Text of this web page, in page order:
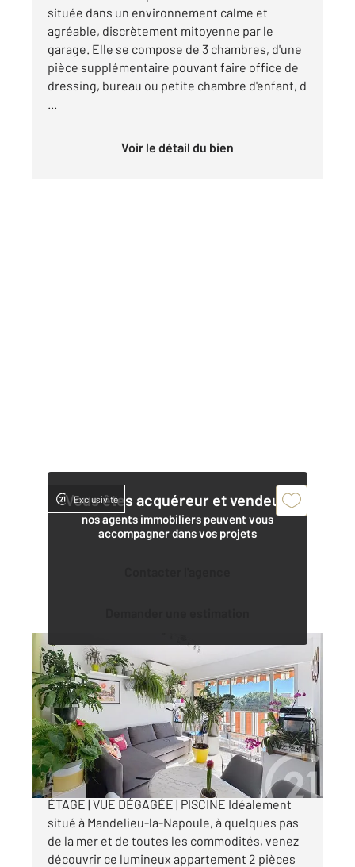
située dans un environnement calme et
agréable, discrètement mitoyenne par le
garage. Elle se compose de 3 chambres, d'une
pièce supplémentaire pouvant faire office de
dressing, bureau ou petite chambre d'enfant, d
Voir le détail du bien
Vous êtes acquéreur et vendeur,
nos agents immobiliers peuvent vous
accompagner dans vos projets
Contacter l'agence
Demander une estimation
Exclusivité
MANDELIEU LA NAPOULE 06
35 m2, 2 pièces
Ref : 40949
Appartement F2 à vendre
219 000 €
MANDELIEU-LA-NAPOULE 2 PIÈCES DERNIER
ÉTAGE | VUE DÉGAGÉE | PISCINE Idéalement
situé à Mandelieu-la-Napoule, à quelques pas
de la mer et de toutes les commodités, venez
découvrir ce lumineux appartement 2 pièces